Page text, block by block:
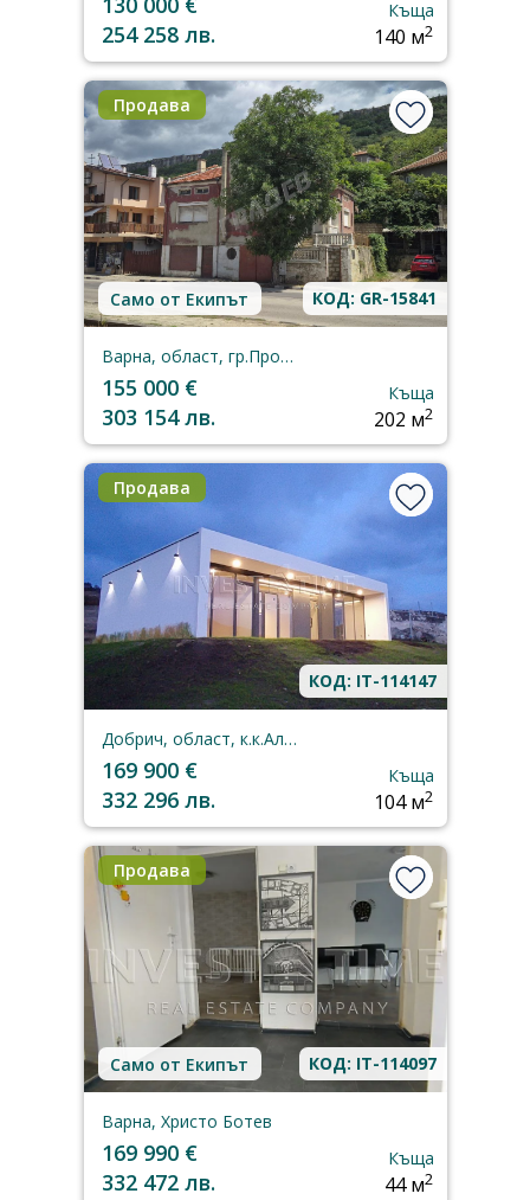
254 258 лв.
Къща
140 м2
Продава
Само от Екипът КОД: GR-15841
Варна, област, гр.Провадия
155 000 €
303 154 лв.
Къща
202 м2
Продава
КОД: IT-114147
Добрич, област, к.к.Албена
169 900 €
332 296 лв.
Къща
104 м2
Продава
Само от Екипът КОД: IT-114097
Варна, Христо Ботев
169 990 €
332 472 лв.
Къща
44 м2